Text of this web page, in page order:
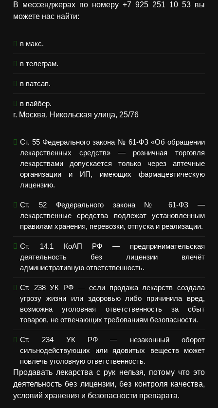
В мессенджерах по номеру +7 925 251 10 53 вы
можете нас найти:
в макс.
в телеграм.
в ватсап.
в вайбер.
г. Москва, Никольская улица, 25/76
Ст. 55 Федерального закона № 61-ФЗ «Об обращении
лекарственных средств» — розничная торговля
лекарствами допускается только через аптечные
организации и ИП, имеющих фармацевтическую
лицензию.
Ст. 52 Федерального закона № 61-ФЗ —
лекарственные средства подлежат установленным
правилам хранения, перевозки, отпуска и реализации.
Ст. 14.1 КоАП РФ — предпринимательская
деятельность без лицензии влечёт
административную ответственность.
Ст. 238 УК РФ — если продажа лекарств создала
угрозу жизни или здоровью либо причинила вред,
возможна уголовная ответственность за сбыт
товаров, не отвечающих требованиям безопасности.
Ст. 234 УК РФ — незаконный оборот
сильнодействующих или ядовитых веществ может
повлечь уголовную ответственность.
Продавать лекарства с рук нельзя, потому что это
деятельность без лицензии, без контроля качества,
условий хранения и безопасности препарата.